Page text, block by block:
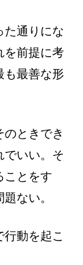
た通りにな
を前提に考
も最善な形
ときでき
でいい。そ
ことをす
ない。
動を起こ